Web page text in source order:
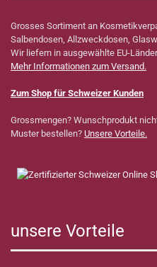
Grosses Sortiment an
Salbendosen, Allzweckdosen,
Wir liefern in ausgewählte EU-
Mehr Informationen zum Versand.
Zum Shop für Schweizer Kunden
Grossmengen? Wunschprodukt
Muster bestellen? Unsere Vorteile.
unsere Vorteile